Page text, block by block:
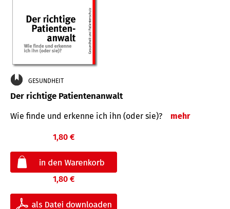
GESUNDHEIT
Der richtige Patientenanwalt
Wie finde und erkenne ich ihn (oder sie)? mehr
1,80 €
1,80 €